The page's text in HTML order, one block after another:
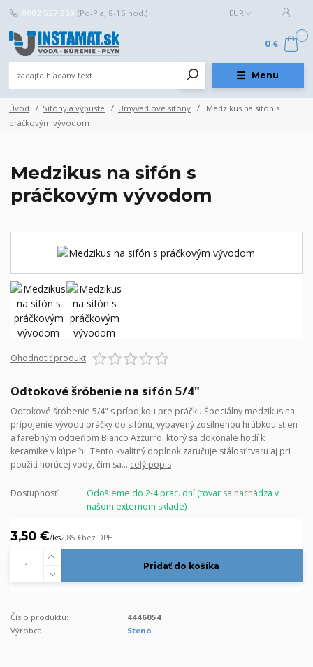
Menu
EUR
0902 527 909 (Po-Pia, 8-16 hod.)
0
0 €
Úvod Sifóny a výpuste Umývadlové sifóny
Medzikus na sifón s
práčkovým vývodom
Medzikus na sifón s
práčkovým vývodom
Ohodnotiť produkt
Odtokové šróbenie na sifón 5/4"
Odtokové šróbenie 5/4" s prípojkou pre práčku Špeciálny medzikus na
pripojenie vývodu práčky do sifónu, vybavený zosilnenou hrúbkou stien
a farebným odtieňom Bianco Azzurro, ktorý sa dokonale hodí k
keramike v kúpeľni. Tento kvalitný doplnok zaručuje stálosť tvaru aj pri
použití horúcej vody, čím sa... celý popis
Dostupnosť
Odošleme do 2-4 prac. dní (tovar sa nachádza v
našom externom sklade)
3,50 €/ks2,85 €bez DPH
Pridať do košíka
Číslo produktu:
4446054
Výrobca:
Steno